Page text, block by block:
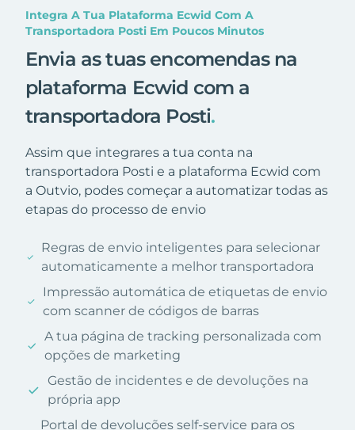
Integra A Tua Plataforma Ecwid Com A
Transportadora Posti Em Poucos Minutos
Envia as tuas encomendas na
plataforma Ecwid com a
transportadora Posti.
Assim que integrares a tua conta na
transportadora Posti e a plataforma Ecwid com
a Outvio, podes começar a automatizar todas as
etapas do processo de envio
Regras de envio inteligentes para selecionar
automaticamente a melhor transportadora
Impressão automática de etiquetas de envio
com scanner de códigos de barras
A tua página de tracking personalizada com
opções de marketing
Gestão de incidentes e de devoluções na
própria app
Portal de devoluções self-service para os